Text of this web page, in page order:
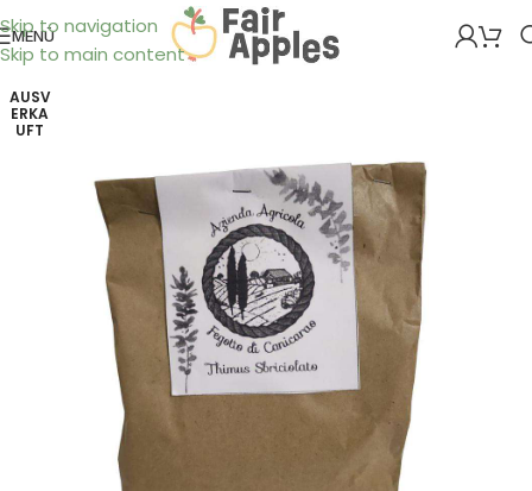
Skip to navigation
Skip to main content
MENÜ
AUSV
ERKA
UFT